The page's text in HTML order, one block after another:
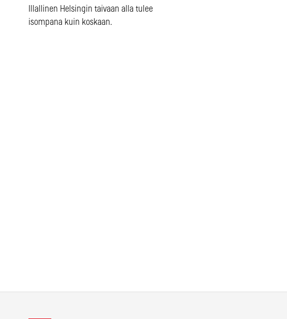
Illallinen Helsingin taivaan alla tulee
isompana kuin koskaan.